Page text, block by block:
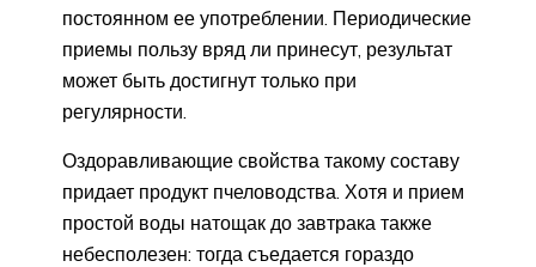
постоянном ее употреблении. Периодические
приемы пользу вряд ли принесут, результат
может быть достигнут только при
регулярности.
Оздоравливающие свойства такому составу
придает продукт пчеловодства. Хотя и прием
простой воды натощак до завтрака также
небесполезен: тогда съедается гораздо